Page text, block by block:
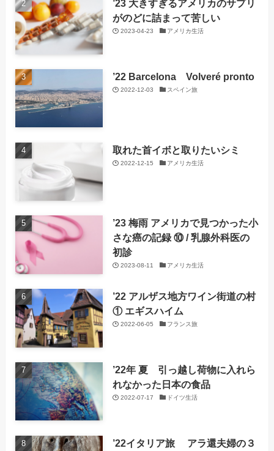
’23 大きすぎるアメリカのサプリ
がのどに詰まって苦しい
2023-04-23 アメリカ生活
’22 Barcelona Volveré pronto
2022-12-03 スペイン旅
取れた首イボと取りたいシミ
2022-12-15 アメリカ生活
’23 梅雨 アメリカで見つかった小
さな癌の記録 ⑩ / 乳腺外科医の
初診
2023-08-11 アメリカ生活
’22 アルザス地方ワイン街道の村
① エギスハイム
2022-06-05 フランス旅
’22年 夏 引っ越し荷物に入れら
れなかった日本の食品
2022-07-17 ドイツ生活
’22イタリア旅 アラ還夫婦の３